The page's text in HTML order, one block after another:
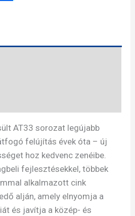
AT33 sorozat legújabb
felújítás évek óta – új
hoz kedvenc zenéibe.
fejlesztésekkel, többek
alkalmazott cink
alján, amely elnyomja a
és javítja a közép- és